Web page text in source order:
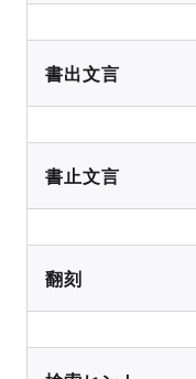
書出文言
書止文言
翻刻